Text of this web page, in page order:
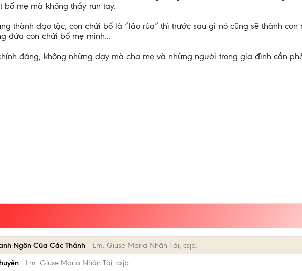
mẹ mà không thấy run tay.
thành đạo tặc, con chửi bố là “lão rùa” thì trước sau gì nó cũng sẽ thành con
đứa con chửi bố mẹ mình...
đáng, không những dạy mà cha mẹ và những người trong gia đình cần
Ngôn Của Các Thánh
Lm. Giuse Maria Nhân Tài, csjb.
Lm. Giuse Maria Nhân Tài, csjb.